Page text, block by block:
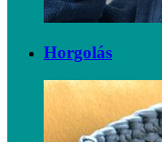
Horgolás